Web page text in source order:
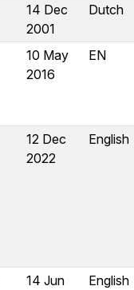
14 Dec
2001
Dutch
10 May
2016
EN
12 Dec
2022
English
14 Jun
English